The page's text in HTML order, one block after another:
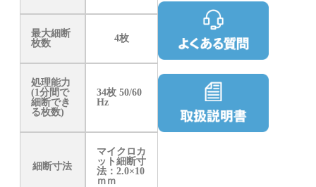
最大細断
枚数
4枚
処理能力
(1分間で
細断でき
る枚数)
34枚 50/60
Hz
細断寸法
マイクロカ
ット細断寸
法：2.0×10
ｍｍ